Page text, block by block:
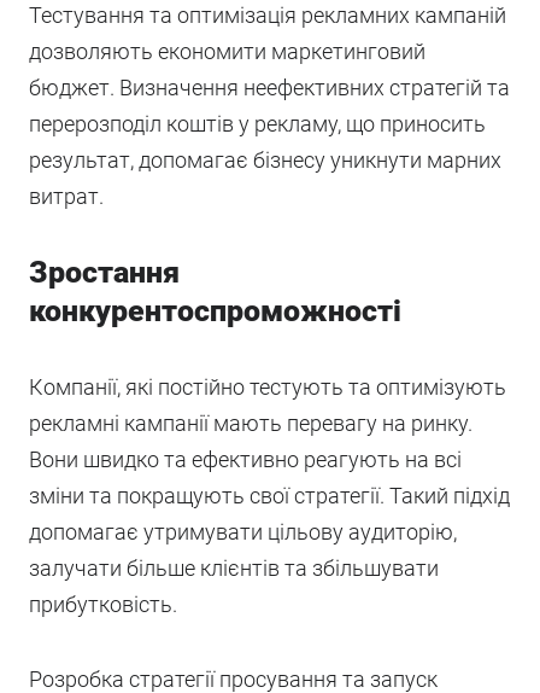
Тестування та оптимізація рекламних кампаній
дозволяють економити маркетинговий
бюджет. Визначення неефективних стратегій та
перерозподіл коштів у рекламу, що приносить
результат, допомагає бізнесу уникнути марних
витрат.
Зростання
конкурентоспроможності
Компанії, які постійно тестують та оптимізують
рекламні кампанії мають перевагу на ринку.
Вони швидко та ефективно реагують на всі
зміни та покращують свої стратегії. Такий підхід
допомагає утримувати цільову аудиторію,
залучати більше клієнтів та збільшувати
прибутковість.
Розробка стратегії просування та запуск